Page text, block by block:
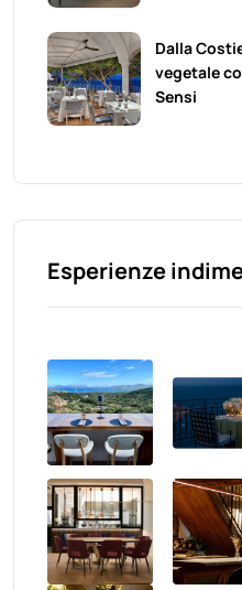
Dalla
vegetale
Sensi
Esperienze